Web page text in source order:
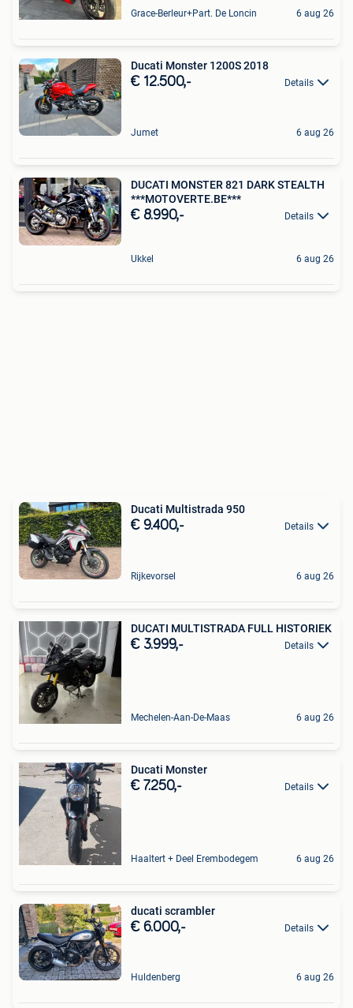
Grace-Berleur+Part. De Loncin 6 aug 26
Ducati Monster 1200S 2018
€ 12.500,- Details
Jumet 6 aug 26
DUCATI MONSTER 821 DARK STEALTH
***MOTOVERTE.BE***
€ 8.990,- Details
Ukkel 6 aug 26
Ducati Multistrada 950
€ 9.400,- Details
Rijkevorsel 6 aug 26
DUCATI MULTISTRADA FULL HISTORIEK
€ 3.999,- Details
Mechelen-Aan-De-Maas 6 aug 26
Ducati Monster
€ 7.250,- Details
Haaltert + Deel Erembodegem 6 aug 26
ducati scrambler
€ 6.000,- Details
Huldenberg 6 aug 26